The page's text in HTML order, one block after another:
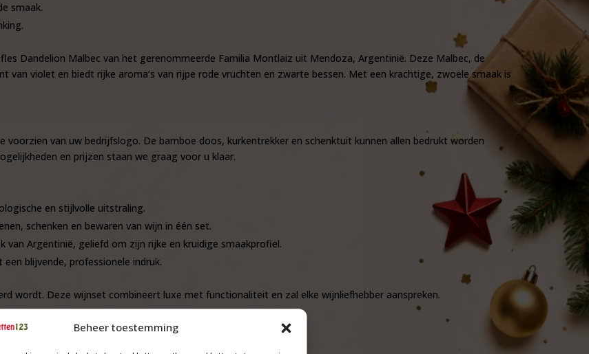
Beheer toestemming
smaak.
Dandelion Malbec van het gerenommeerde Familia Montlaiz uit Mendoza, Argentinië. Deze Malbec, de
van violet en biedt rijke aroma’s van rijpe rode vruchten en zwarte bessen. Met een krachtige, zwoele smaak is
van uw bedrijfslogo. De bamboe doos, kurkentrekker en schenktuit kunnen allen bedrukt worden
en prijzen staan we graag voor u klaar.
en stijlvolle uitstraling.
schenken en bewaren van wijn in één set.
van Argentinië, geliefd om zijn rijke en kruidige smaakprofiel.
een blijvende, professionele indruk.
wordt. Deze wijnset combineert luxe met functionaliteit en zal elke wijnliefhebber aanspreken.
dan